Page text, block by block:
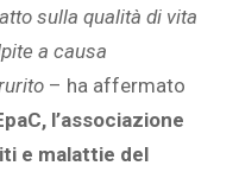
sulla qualità di vita
a causa
– ha affermato
l’associazione
e malattie del